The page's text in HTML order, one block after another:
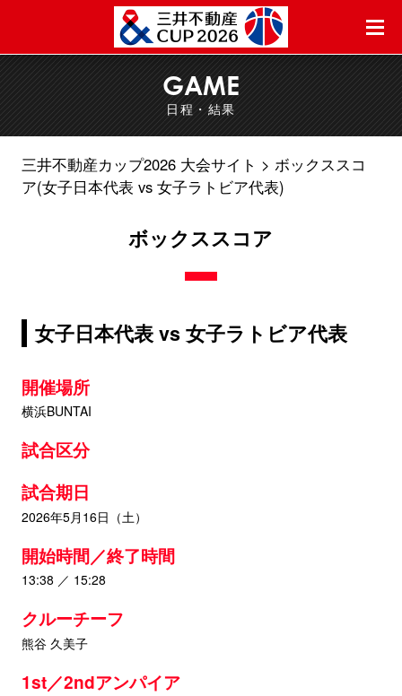
GAME
日程・結果
三井不動産カップ2026 大会サイト
ボックススコ
ア(女子日本代表 vs 女子ラトビア代表)
ボックススコア
女子日本代表 vs 女子ラトビア代表
開催場所
横浜BUNTAI
試合区分
試合期日
2026年5月16日（土）
開始時間／終了時間
13:38 ／ 15:28
クルーチーフ
熊谷 久美子
1st／2ndアンパイア